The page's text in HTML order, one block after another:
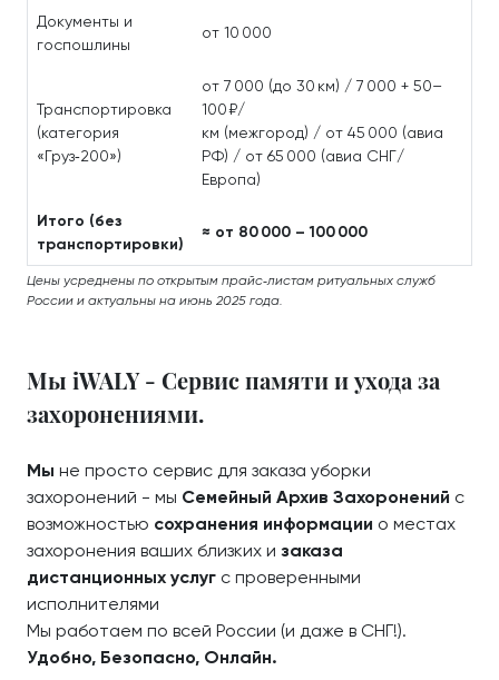
Документы и
госпошлины
от 10 000
Транспортировка
(категория
«Груз‑200»)
от 7 000 (до 30 км) / 7 000 + 50–
100 ₽/
км (межгород) / от 45 000 (авиа
РФ) / от 65 000 (авиа СНГ/
Европа)
Итого (без
транспортировки)
≈ от 80 000 – 100 000
Цены усреднены по открытым прайс‑листам ритуальных служб
России и актуальны на июнь 2025 года.
Мы iWALY - Сервис памяти и ухода за
захоронениями.
Мы не просто сервис для заказа уборки
захоронений - мы Семейный Архив Захоронений с
возможностью сохранения информации о местах
захоронения ваших близких и заказа
дистанционных услуг с проверенными
исполнителями
Мы работаем по всей России (и даже в СНГ!).
Удобно, Безопасно, Онлайн.